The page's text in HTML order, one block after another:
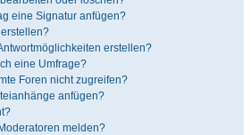
eine Signatur anfügen?
erstellen?
eine Umfrage?
Foren nicht zugreifen?
anfügen?
melden?